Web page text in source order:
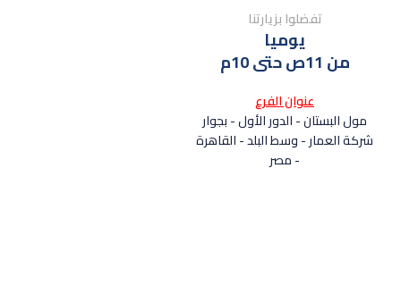
تفضلوا بزيارتنا
يوميا
من 11ص حتى 10م
عنوان الفرع
مول البستان - الدور الأول - بجوار
شركة العمار - وسط البلد - القاهرة
- مصر